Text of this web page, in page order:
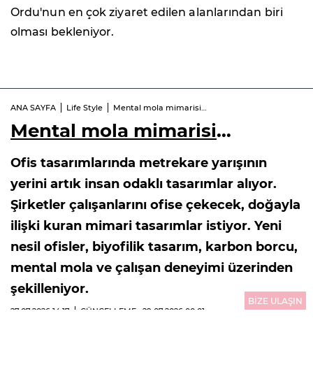
Ordu'nun en çok ziyaret edilen alanlarından biri
olması bekleniyor.
ANA SAYFA Life Style Mental mola mimarisi…
Mental mola mimarisi…
Ofis tasarımlarında metrekare yarışının
yerini artık insan odaklı tasarımlar alıyor.
Şirketler çalışanlarını ofise çekecek, doğayla
ilişki kuran mimari tasarımlar istiyor. Yeni
nesil ofisler, biyofilik tasarım, karbon borcu,
mental mola ve çalışan deneyimi üzerinden
şekilleniyor.
27.07.2026 14:17 GÜNCELLEME : 29.07.2026 00:01
BİZE ULAŞIN